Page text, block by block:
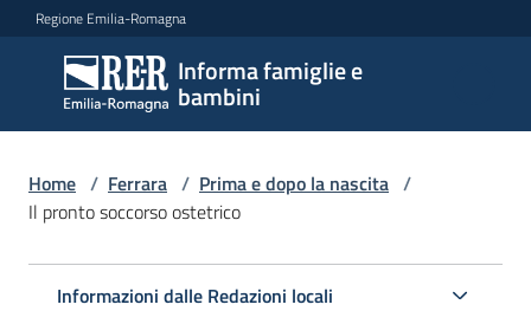
Vai al contenuto
Vai alla navigazione
Vai al footer
Regione Emilia-Romagna
Informa famiglie e
bambini
Informa
famiglie
e
bambini
Argomenti
Home / Ferrara / Prima e dopo la nascita /
Il pronto soccorso ostetrico
Informazioni dalle Redazioni locali